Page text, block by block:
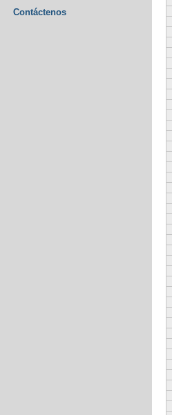
Contáctenos